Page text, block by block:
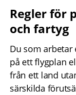
Regler för
och fartyg
Du som
på ett flygplan
från ett land
särskilda